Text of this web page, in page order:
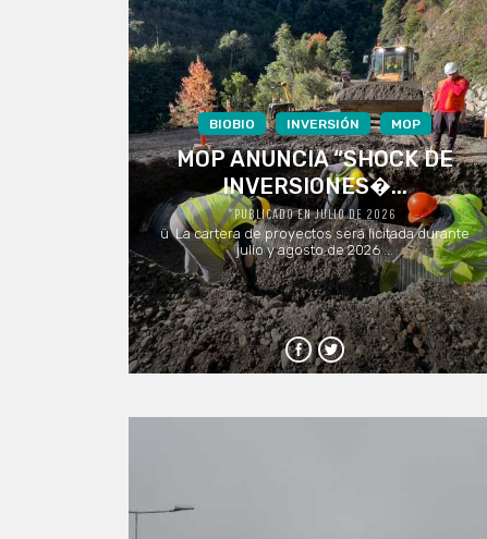
BIOBIO INVERSIÓN MOP
MOP ANUNCIA “SHOCK DE
INVERSIONES�...
PUBLICADO EN JULIO DE 2026
ü La cartera de proyectos será licitada durante
julio y agosto de 2026 ...